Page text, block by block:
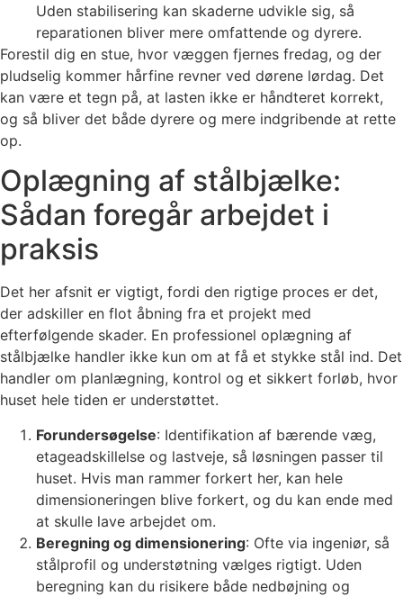
Uden stabilisering kan skaderne udvikle sig, så
reparationen bliver mere omfattende og dyrere.
Forestil dig en stue, hvor væggen fjernes fredag, og der
pludselig kommer hårfine revner ved dørene lørdag. Det
kan være et tegn på, at lasten ikke er håndteret korrekt,
og så bliver det både dyrere og mere indgribende at rette
op.
Oplægning af stålbjælke:
Sådan foregår arbejdet i
praksis
Det her afsnit er vigtigt, fordi den rigtige proces er det,
der adskiller en flot åbning fra et projekt med
efterfølgende skader. En professionel oplægning af
stålbjælke handler ikke kun om at få et stykke stål ind. Det
handler om planlægning, kontrol og et sikkert forløb, hvor
huset hele tiden er understøttet.
Forundersøgelse: Identifikation af bærende væg,
etageadskillelse og lastveje, så løsningen passer til
huset. Hvis man rammer forkert her, kan hele
dimensioneringen blive forkert, og du kan ende med
at skulle lave arbejdet om.
Beregning og dimensionering: Ofte via ingeniør, så
stålprofil og understøtning vælges rigtigt. Uden
beregning kan du risikere både nedbøjning og